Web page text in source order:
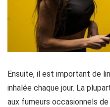
Ensuite, il est important de
inhalée chaque jour. La
aux fumeurs occasionnels